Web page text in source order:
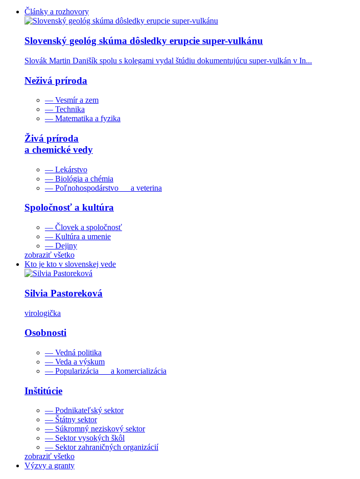
Články a rozhovory
Slovenský geológ skúma dôsledky erupcie super-vulkánu
Slovák Martin Danišík spolu s kolegami vydal štúdiu dokumentujúcu super-vulkán v In...
Neživá príroda
— Vesmír a zem
— Technika
— Matematika a fyzika
Živá príroda
a chemické vedy
— Lekárstvo
— Biológia a chémia
— Poľnohospodárstvo a veterina
Spoločnosť a kultúra
— Človek a spoločnosť
— Kultúra a umenie
— Dejiny
zobraziť všetko
Kto je kto v slovenskej vede
Silvia Pastoreková
virologička
Osobnosti
— Vedná politika
— Veda a výskum
— Popularizácia a komercializácia
Inštitúcie
— Podnikateľský sektor
— Štátny sektor
— Súkromný neziskový sektor
— Sektor vysokých škôl
— Sektor zahraničných organizácií
zobraziť všetko
Výzvy a granty